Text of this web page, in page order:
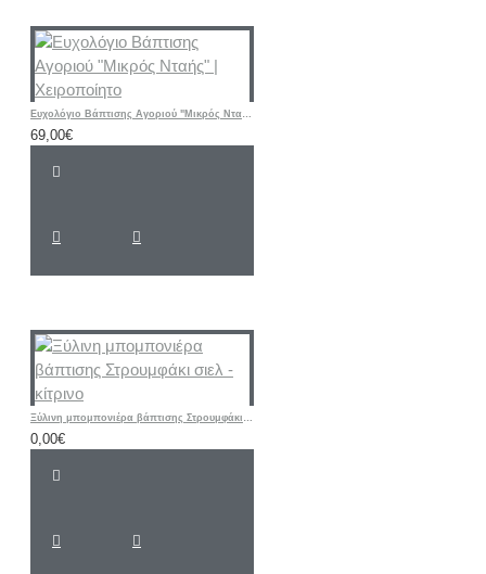
Ευχολόγιο Βάπτισης Αγοριού "Μικρός Νταής" | Χειροποίητο
69,00€
Ξύλινη μπομπονιέρα βάπτισης Στρουμφάκι σιελ - κίτρινο
0,00€